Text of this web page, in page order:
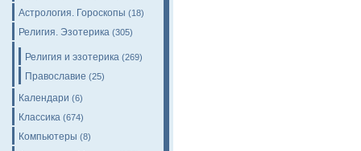
Астрология. Гороскопы (18)
Религия. Эзотерика (305)
Религия и эзотерика (269)
Православие (25)
Календари (6)
Классика (674)
Компьютеры (8)